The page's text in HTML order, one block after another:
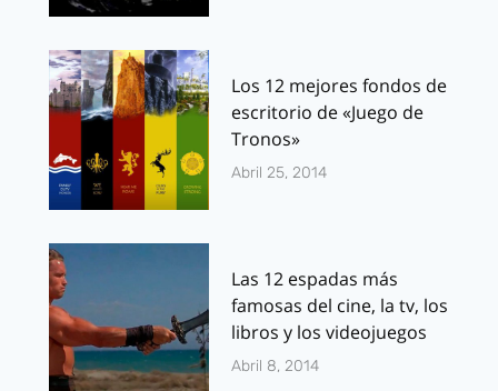
Los 12 mejores fondos de
escritorio de «Juego de
Tronos»
Abril 25, 2014
Las 12 espadas más
famosas del cine, la tv, los
libros y los videojuegos
Abril 8, 2014